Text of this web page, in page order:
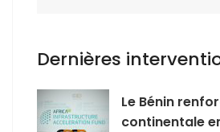
Dernières
Le Bénin
continentale